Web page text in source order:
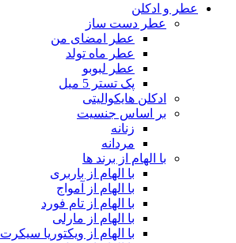
عطر و ادکلن
عطر دست ساز
عطر امضای من
عطر ماه تولد
عطر لبوبو
پک تستر 5 میل
ادکلن هایکوالیتی
بر اساس جنسیت
زنانه
مردانه
با الهام از برند ها
با الهام از باربری
با الهام از آمواج
با الهام از تام فورد
با الهام از مارلی
با الهام از ویکتوریا سیکرت